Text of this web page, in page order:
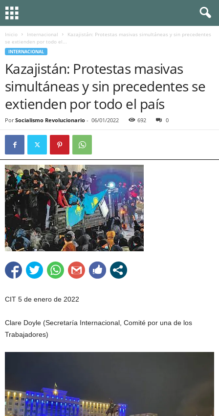
Inicio Internacional
Kazajistán: Protestas masivas simultáneas y sin precedentes
se extienden por todo el...
INTERNACIONAL
Kazajistán: Protestas masivas
simultáneas y sin precedentes se
extienden por todo el país
Por Socialismo Revolucionario - 06/01/2022 692 0
CIT 5 de enero de 2022
Clare Doyle (Secretaría Internacional, Comité por una de los
Trabajadores)